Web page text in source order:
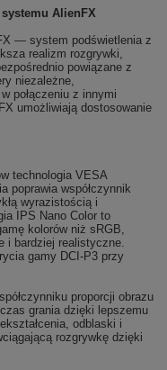
AlienFX
— system podświetlenia z
realizm rozgrywki,
powiązane z
niezależne,
połączeniu z innymi
umożliwiają dostosowanie
technologia VESA
poprawia współczynnik
wyrazistością i
IPS Nano Color to
kolorów niż sRGB,
i bardziej realistyczne.
gamy DCI-P3 przy
proporcji obrazu
grania dzięki lepszemu
odblaski i
rozgrywkę dzięki